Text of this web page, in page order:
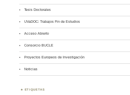
Tesis Doctorales
UVaDOC: Trabajos Fin de Estudios
Acceso Abierto
Consorcio BUCLE
Proyectos Europeos de Investigación
Noticias
ETIQUETAS